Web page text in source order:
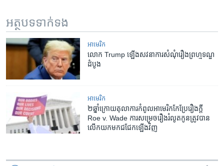
អត្ថបទ​ទាក់ទង
អាមេរិក​
លោក Trump ឡើងសវនាការសំណុំរឿងព្រហ្មទណ្ឌ
ដំបូង
អាមេរិក​
២ឆ្នាំ​ក្រោយ​​តុលាការ​កំពូល​អាមេរិក​កែប្រែ​​រឿងក្តី
Roe v. Wade ការ​សម្រេច​រឿង​រំលូត​កូន​ត្រូវ​បាន​
លើក​យក​មក​ជជែក​ឡើង​វិញ